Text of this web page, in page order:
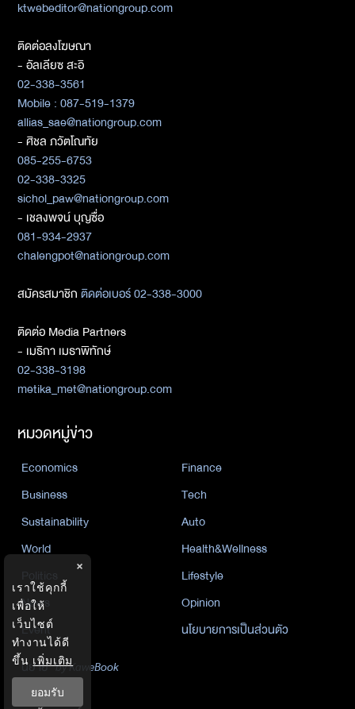
ktwebeditor@nationgroup.com
ติดต่อลงโฆษณา
- อัลเลียซ สะอิ
02-338-3561
Mobile : 087-519-1379
allias_sae@nationgroup.com
- ศิชล ภวัตโณทัย
085-255-6753
02-338-3325
sichol_paw@nationgroup.com
- เชลงพจน์ บุญซื่อ
081-934-2937
chalengpot@nationgroup.com
สมัครสมาชิกติดต่อเบอร์ 02-338-3000
ติดต่อ Media Partners
- เมธิกา เมธาพิทักษ์
02-338-3198
metika_met@nationgroup.com
หมวดหมู่ข่าว
Economics
Finance
Business
Tech
Sustainability
Auto
World
Health&Wellness
Lifestyle
News
Opinion
Event
นโยบายการเป็นส่วนตัว
นิยาย by KaweBook
×
เราใช้คุกกี้
เพื่อให้
เว็บไซต์
ทำงานได้ดี
ขึ้น เพิ่มเติม
ยอมรับ